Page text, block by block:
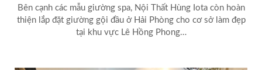
Bên cạnh các mẫu giường spa, Nội Thất Hùng Iota còn hoàn
thiện lắp đặt giường gội đầu ở Hải Phòng cho cơ sở làm đẹp
tại khu vực Lê Hồng Phong…